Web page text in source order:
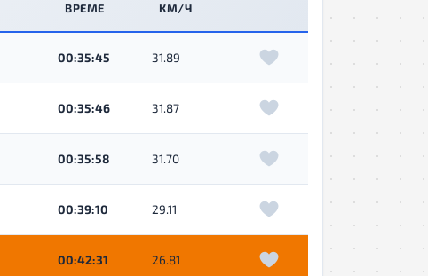
ВРЕМЕ КМ/Ч
00:35:45 31.89
00:35:46 31.87
00:35:58 31.70
00:39:10 29.11
00:42:31 26.81